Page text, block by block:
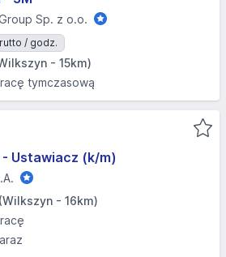
Sp. z o.o.
/ godz.
- 15km)
tymczasową
Ustawiacz (k/m)
- 16km)